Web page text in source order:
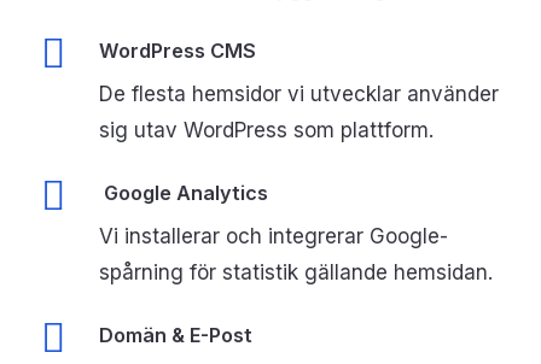
WordPress CMS
De flesta hemsidor vi utvecklar använder
sig utav WordPress som plattform.
Google Analytics
Vi installerar och integrerar Google-
spårning för statistik gällande hemsidan.
Domän & E-Post